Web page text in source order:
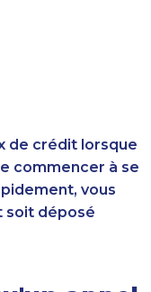
de crédit lorsque
commencer à se
vous
soit déposé